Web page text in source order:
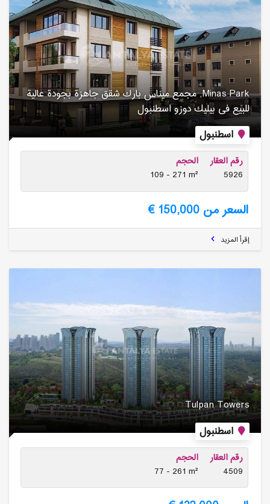
اسطنبول
Minas Park, مجمع میناس بارك شقق جاهزة بجودة عالیة
للبیع فی بیلیك دوزو اسطنبول
رقم العقار
5926
الحجم
109 - 271 m²
السعر من 150,000 €
إقرأ المزيد
اسطنبول
Tulpan Towers
رقم العقار
4509
الحجم
77 - 261 m²